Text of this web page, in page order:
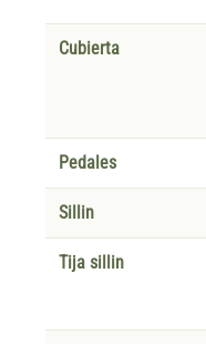
Cubierta
Pedales
Sillin
Tija sillin